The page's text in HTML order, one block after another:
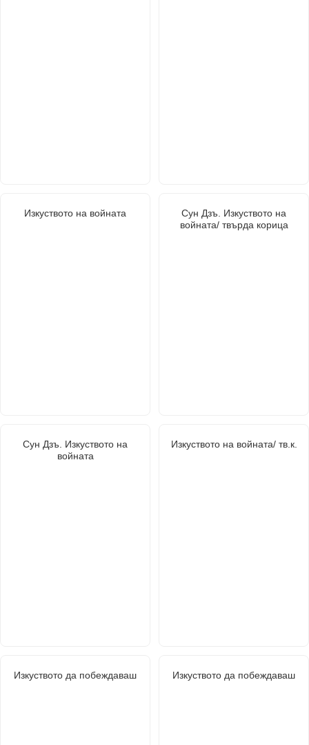
Изкуството на войната
Сун Дзъ. Изкуството на
войната/ твърда корица
Сун Дзъ. Изкуството на
войната
Изкуството на войната/ тв.к.
Изкуството да побеждаваш Изкуството да побеждаваш